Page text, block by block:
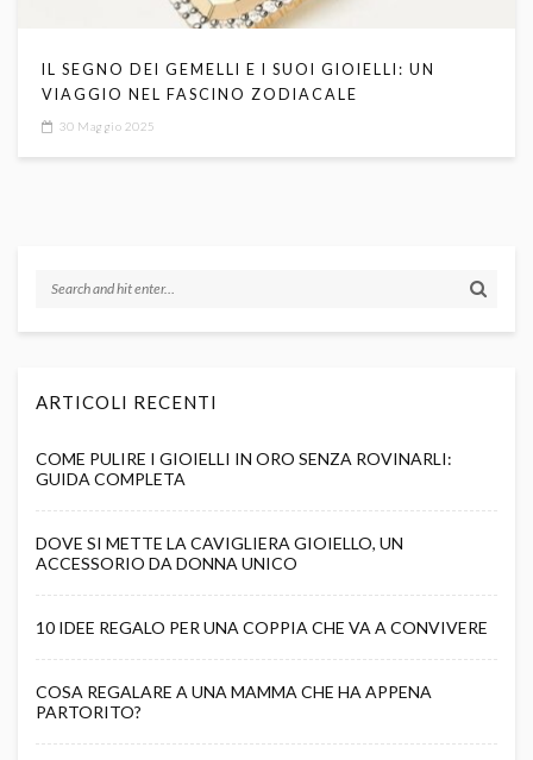
IL SEGNO DEI GEMELLI E I SUOI GIOIELLI: UN
VIAGGIO NEL FASCINO ZODIACALE
30 Maggio 2025
ARTICOLI RECENTI
COME PULIRE I GIOIELLI IN ORO SENZA ROVINARLI:
GUIDA COMPLETA
DOVE SI METTE LA CAVIGLIERA GIOIELLO, UN
ACCESSORIO DA DONNA UNICO
10 IDEE REGALO PER UNA COPPIA CHE VA A CONVIVERE
COSA REGALARE A UNA MAMMA CHE HA APPENA
PARTORITO?